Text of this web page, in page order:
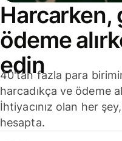
Harcarken,
ödeme
edin
40'tan fazla para
harcadıkça ve ödeme
İhtiyacınız olan her
hesapta.